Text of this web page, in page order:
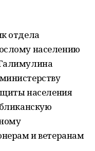
отдела
населению
населения
и ветеранам